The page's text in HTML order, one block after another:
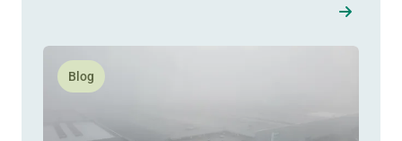
Blog
Lees meer over Van kouderisico naar winterklaar: